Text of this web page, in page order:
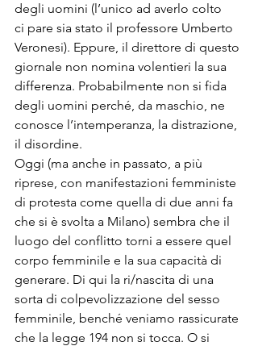
degli uomini (l’unico ad averlo colto
ci pare sia stato il professore Umberto
Veronesi). Eppure, il direttore di questo
giornale non nomina volentieri la sua
differenza. Probabilmente non si fida
degli uomini perché, da maschio, ne
conosce l’intemperanza, la distrazione,
il disordine.
Oggi (ma anche in passato, a più
riprese, con manifestazioni femministe
di protesta come quella di due anni fa
che si è svolta a Milano) sembra che il
luogo del conflitto torni a essere quel
corpo femminile e la sua capacità di
generare. Di qui la ri/nascita di una
sorta di colpevolizzazione del sesso
femminile, benché veniamo rassicurate
che la legge 194 non si tocca. O si